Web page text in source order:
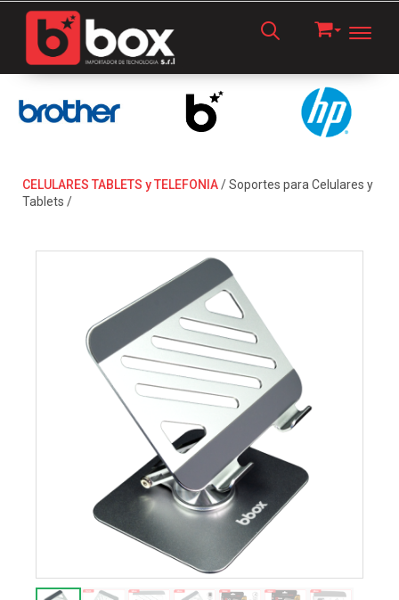
CELULARES TABLETS y TELEFONIA/Soportes para Celulares y
Tablets /